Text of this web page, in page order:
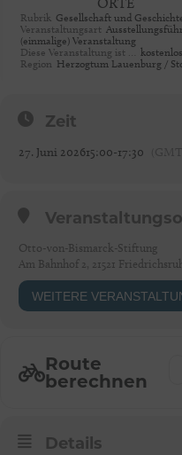
Rubrik Gesellschaft und
Veranstaltungsart
(einmalige) Veranstaltung
Diese Veranstaltung ist …
Region Herzogtum Lauenburg /
Zeit
27. Juni 202615:00-17:30
Otto-von-Bismarck-Stiftung
Am Bahnhof 2, 21521
WEITERE
Route
berechnen
Details